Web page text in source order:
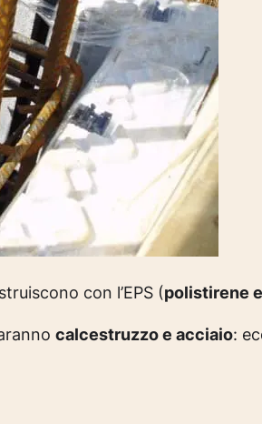
con l’EPS (polistirene
calcestruzzo e acciaio: